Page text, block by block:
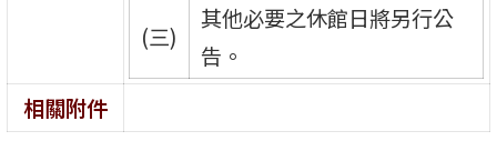
(三)
其他必要之休館日將另行公
告。
相關附件